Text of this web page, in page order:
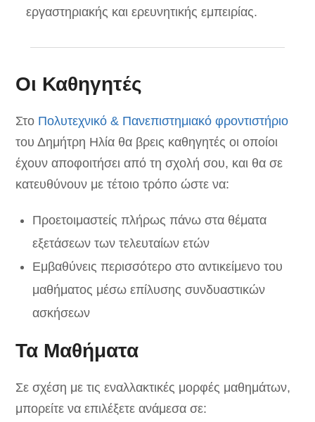
εργαστηριακής και ερευνητικής εμπειρίας.
Οι Καθηγητές
Στο Πολυτεχνικό & Πανεπιστημιακό φροντιστήριο
του Δημήτρη Ηλία θα βρεις καθηγητές οι οποίοι
έχουν αποφοιτήσει από τη σχολή σου, και θα σε
κατευθύνουν με τέτοιο τρόπο ώστε να:
Προετοιμαστείς πλήρως πάνω στα θέματα
εξετάσεων των τελευταίων ετών
Εμβαθύνεις περισσότερο στο αντικείμενο του
μαθήματος μέσω επίλυσης συνδυαστικών
ασκήσεων
Τα Μαθήματα
Σε σχέση με τις εναλλακτικές μορφές μαθημάτων,
μπορείτε να επιλέξετε ανάμεσα σε: